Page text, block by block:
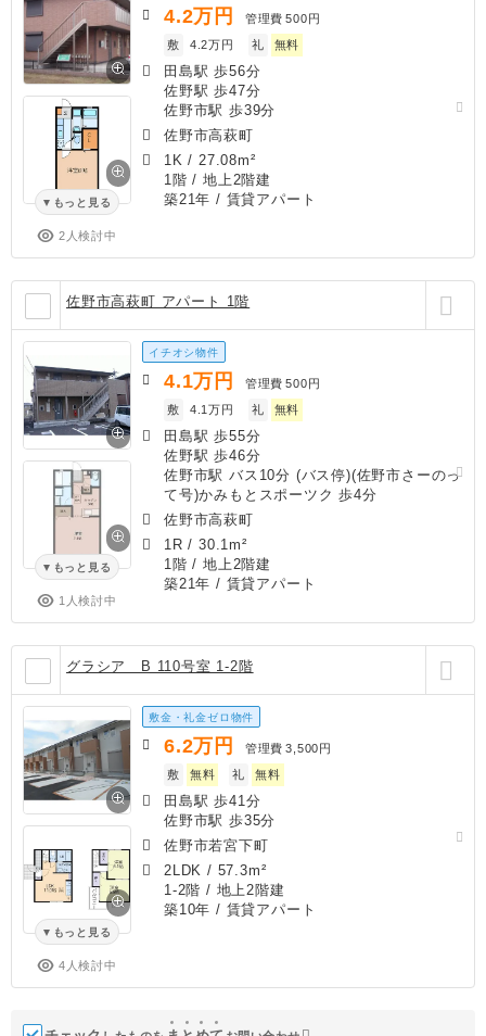
もっと見る
2人検討中
4.2万円 管理費 500円
敷
4.2万円 礼 無料
田島駅 歩56分
佐野駅 歩47分
佐野市駅 歩39分
佐野市高萩町
1K / 27.08m²
1階 / 地上2階建
築21年 / 賃貸アパート
佐野市高萩町 アパート 1階
もっと見る
1人検討中
イチオシ物件
4.1万円 管理費 500円
敷
4.1万円 礼 無料
田島駅 歩55分
佐野駅 歩46分
佐野市駅 バス10分 (バス停)(佐野市さーのっ
て号)かみもとスポーツク 歩4分
佐野市高萩町
1R /30.1m²
1階 / 地上2階建
築21年 / 賃貸アパート
グラシア B 110号室 1-2階
もっと見る
4人検討中
敷金・礼金ゼロ物件
6.2万円 管理費 3,500円
敷
無料 礼 無料
田島駅 歩41分
佐野市駅 歩35分
佐野市若宮下町
2LDK / 57.3m²
1-2階 / 地上2階建
築10年 / 賃貸アパート